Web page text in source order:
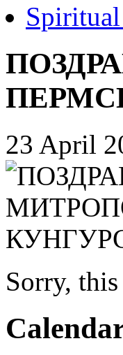
23 April
Sorry,